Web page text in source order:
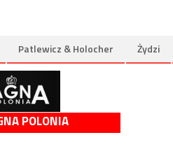
Patlewicz & Holocher Żydzi
POLONIA